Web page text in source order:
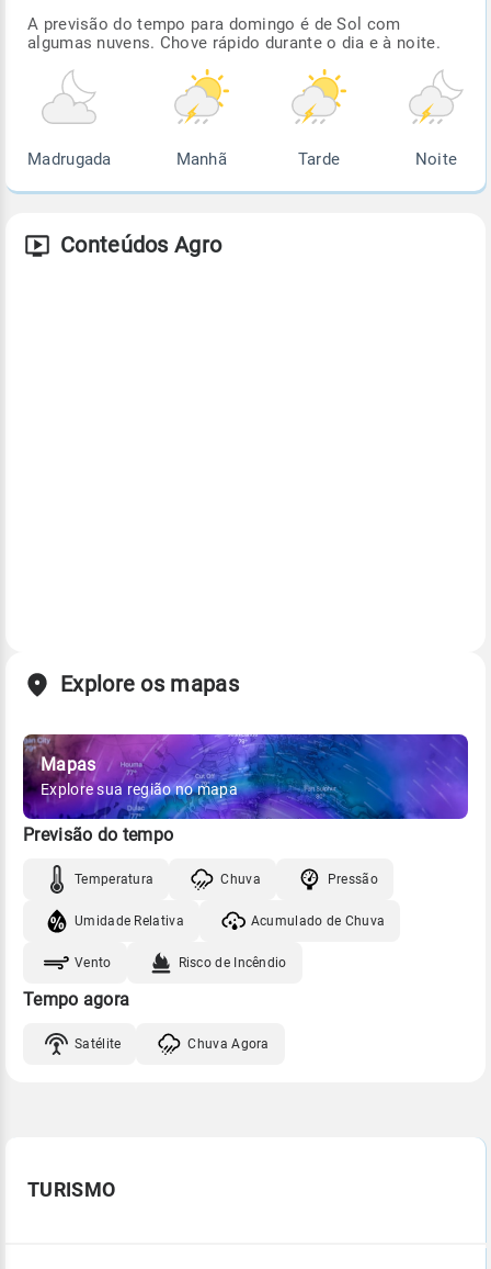
A previsão do tempo para domingo é de Sol com
algumas nuvens. Chove rápido durante o dia e à noite.
Madrugada Manhã Tarde Noite
Conteúdos Agro
Explore os mapas
Mapas
Explore sua região no mapa
Previsão do tempo
Temperatura Chuva Pressão
Umidade Relativa Acumulado de Chuva
Vento Risco de Incêndio
Tempo agora
Satélite Chuva Agora
TURISMO